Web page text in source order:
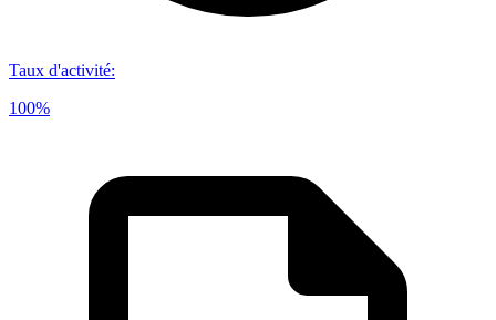
Taux d'activité:
100%